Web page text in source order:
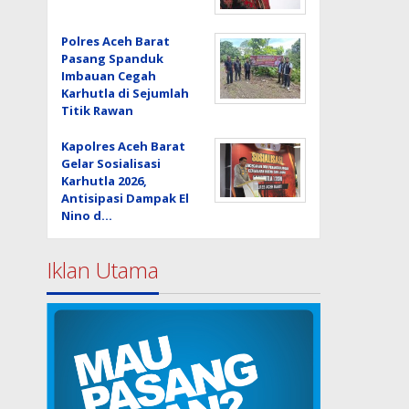
Polres Aceh Barat
Pasang Spanduk
Imbauan Cegah
Karhutla di Sejumlah
Titik Rawan
Kapolres Aceh Barat
Gelar Sosialisasi
Karhutla 2026,
Antisipasi Dampak El
Nino d…
Iklan Utama